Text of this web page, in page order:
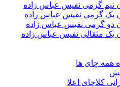
نیم گرمی نفیس عباس زاده
یک گرمی نفیس عباس زاده
دو گرمی نفیس عباس زاده
یک مثقالی نفیس عباس زاده
همه چای ها
کلاچای اعلا